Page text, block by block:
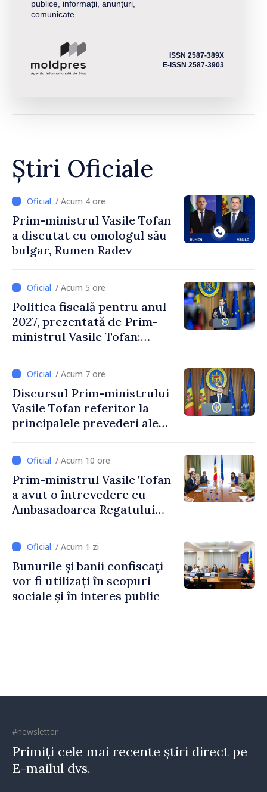
publice, informații, anunțuri,
comunicate
ISSN 2587-389X
E-ISSN 2587-3903
Știri Oficiale
/ Acum 4 ore
Prim-ministrul Vasile Tofan
a discutat cu omologul său
bulgar, Rumen Radev
/ Acum 5 ore
Politica fiscală pentru anul
2027, prezentată de Prim-
ministrul Vasile Tofan:
stimularea investițiilor și o
taxare mai echitabilă
/ Acum 7 ore
Discursul Prim-ministrului
Vasile Tofan referitor la
principalele prevederi ale
2027
/ Acum 10 ore
Prim-ministrul Vasile Tofan
a avut o întrevedere cu
Ambasadoarea Regatului
Irlandei de Nord, Fern
Horine / Acum 1 zi
Bunurile și banii confiscați
vor fi utilizați în scopuri
sociale și în interes public
#newsletter
Primiți cele mai recente știri direct pe
E-mailul dvs.